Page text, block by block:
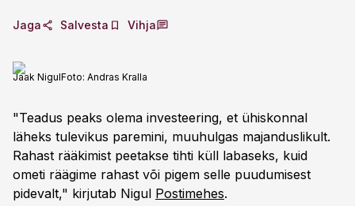
Jaga Salvesta Vihja
Jaak NigulFoto: Andras Kralla
"Teadus peaks olema investeering, et ühiskonnal
läheks tulevikus paremini, muuhulgas majanduslikult.
Rahast rääkimist peetakse tihti küll labaseks, kuid
ometi räägime rahast või pigem selle puudumisest
pidevalt," kirjutab Nigul Postimehes.